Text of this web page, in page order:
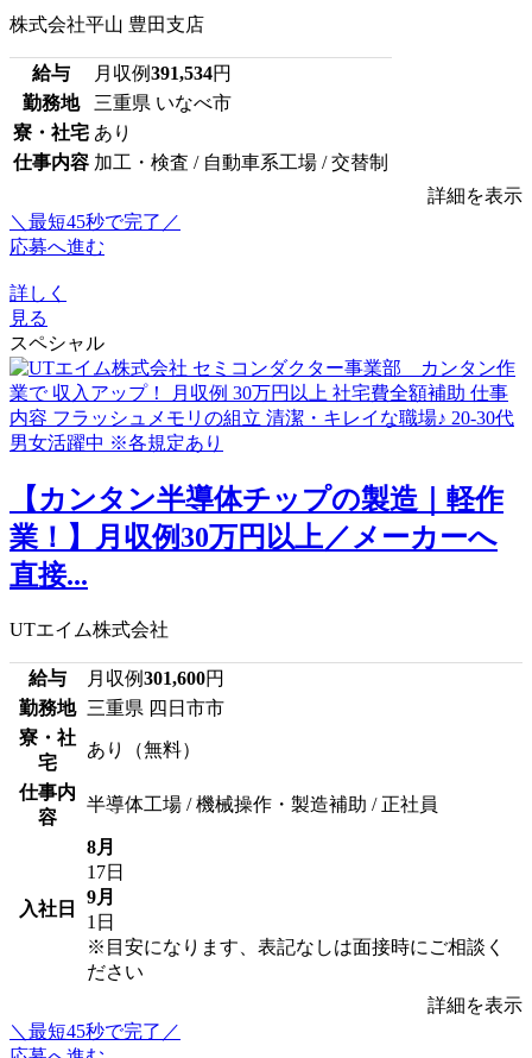
株式会社平山 豊田支店
給与 月収例391,534円
勤務地
三重県 いなべ市
寮・社宅 あり
仕事内容 加工・検査 / 自動車系工場 / 交替制
詳細を表示
＼最短45秒で完了／
応募へ進む
詳しく
見る
スペシャル
【カンタン半導体チップの製造｜軽作
業！】月収例30万円以上／メーカーへ
直接...
UTエイム株式会社
給与 月収例301,600円
勤務地 三重県 四日市市
寮・社
宅
あり（無料）
仕事内
容
半導体工場 / 機械操作・製造補助 / 正社員
入社日
8月
17日
9月
1日
※目安になります、表記なしは面接時にご相談く
ださい
詳細を表示
＼最短45秒で完了／